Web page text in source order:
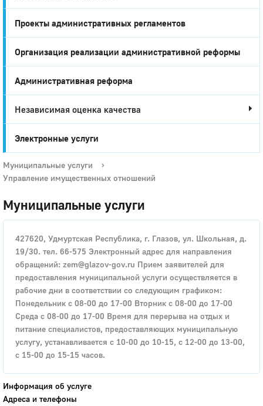
Проекты административных регламентов
Организация реализации административной реформы
Административная реформа
Независимая оценка качества
Электронные услуги
Муниципальные услуги
›
Управление имущественных отношений
Муниципальные услуги
427620, Удмуртская Республика, г. Глазов, ул. Школьная, д.
19/30. тел. 66-575 Электронный адрес для направления
обращений: zem@glazov-gov.ru Прием заявителей для
предоставления муниципальной услуги осуществляется в
рабочие дни в соответствии со следующим графиком:
Понедельник с 08-00 до 17-00 Вторник с 08-00 до 17-00
Среда с 08-00 до 17-00 Время для перерыва на отдых и
питание специалистов, предоставляющих муниципальную
услугу, устанавливается с 10-00 до 10-15, с 12-00 до 13-00,
с 15-00 до 15-15 часов.
Информация об услуге
Адреса и телефоны